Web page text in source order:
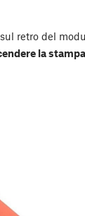
retro del
la